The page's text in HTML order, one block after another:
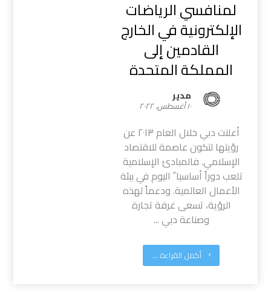
لمنافسي الرياضات
الإلكترونية في الخارج
القادمين إلى
المملكة المتحدة
مدیر
١٠ أغسطس، ٢٠٢٢
أعلنت دبي خلال العام ٢٠١٣ عن
رؤيتها لتكون عاصمة للاقتصاد
الإسلامي. فالمبادئ الإسلامية
تلعب دوراً أساسيا ً اليوم في بيئة
الأعمال العالمية. ودعماً لهذه
الرؤية، تسعى غرفة تجارة
وصناعة دبي ...
أكمل القراءة ...